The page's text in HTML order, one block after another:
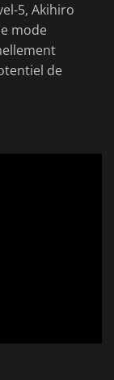
5, Akihiro
mode
de